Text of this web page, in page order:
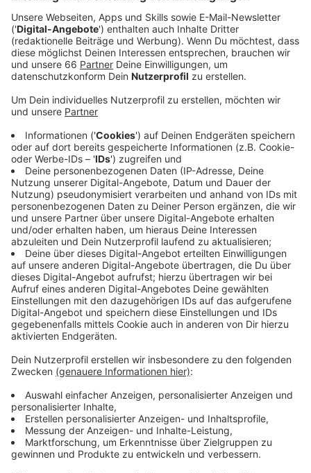
WeltstarBad Bunnyhat am Wochenende in Düsseldorf
für zwei besondere Konzertabende gesorgt. Der
puerto-ricanische Sänger ist am Samstag und Sonntag
in der ausverkauften Arena in Stockum aufgetreten.
als zweieinhalb Stunden lang eine große Party.
Anzeige
Aufwendige Show in ausverkaufter Arena
Anzeige
Bad Bunny präsentierte eine aufwendige Show mit
zwei Bühnen, Pyrotechnik, Laser und viel Licht. Er
bedankte sich mehrfach beim Publikum für die
ausgelassene Stimmung in Düsseldorf.
Anzeige
Toten Hosen-Konzerte rücken näher
Anzeige
DerKonzertsommergeht in Düsseldorf am Freitag mit